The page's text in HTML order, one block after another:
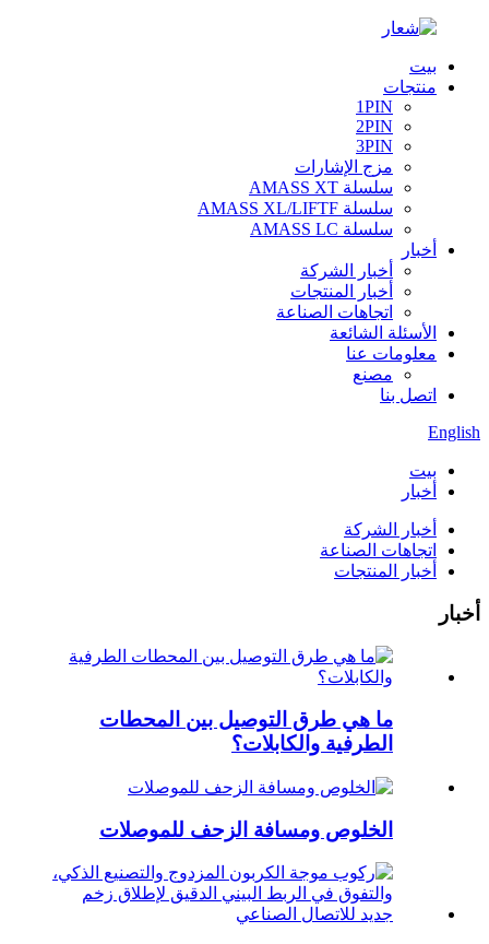
بيت
منتجات
1PIN
2PIN
3PIN
مزج الإشارات
سلسلة AMASS XT
سلسلة AMASS XL/LIFTF
سلسلة AMASS LC
أخبار
أخبار الشركة
أخبار المنتجات
اتجاهات الصناعة
الأسئلة الشائعة
معلومات عنا
مصنع
اتصل بنا
English
بيت
أخبار
أخبار الشركة
اتجاهات الصناعة
أخبار المنتجات
أخبار
ما هي طرق التوصيل بين المحطات
الطرفية والكابلات؟
الخلوص ومسافة الزحف للموصلات